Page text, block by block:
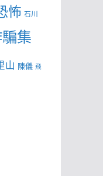
怖 石川
集
山 陳儀 飛